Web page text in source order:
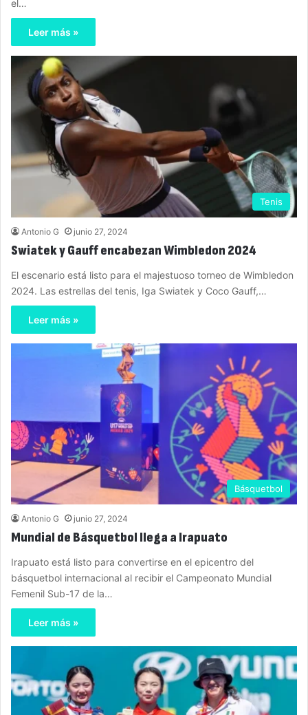
el…
Leer más »
Tenis
Antonio G junio 27, 2024
Swiatek y Gauff encabezan Wimbledon 2024
El escenario está listo para el majestuoso torneo de Wimbledon
2024. Las estrellas del tenis, Iga Swiatek y Coco Gauff,…
Leer más »
Básquetbol
Antonio G junio 27, 2024
Mundial de Básquetbol llega a Irapuato
Irapuato está listo para convertirse en el epicentro del
básquetbol internacional al recibir el Campeonato Mundial
Femenil Sub-17 de la…
Leer más »